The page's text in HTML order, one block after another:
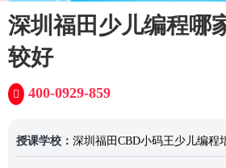
深圳福田少儿编程哪
较好
400-0929-859
授课学校： 深圳福田CBD小码王少儿编程